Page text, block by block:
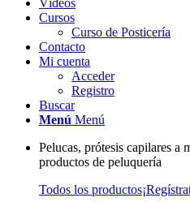
Vídeos
Cursos
Curso de Posticería
Contacto
Mi cuenta
Acceder
Registro
Buscar
Menú Menú
Pelucas, prótesis capilares a
productos de peluquería
Todos los productos